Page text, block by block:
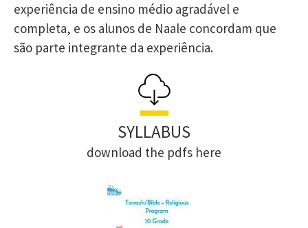
experiência de ensino médio agradável e
completa, e os alunos de Naale concordam que
são parte integrante da experiência.
SYLLABUS
download the pdfs here